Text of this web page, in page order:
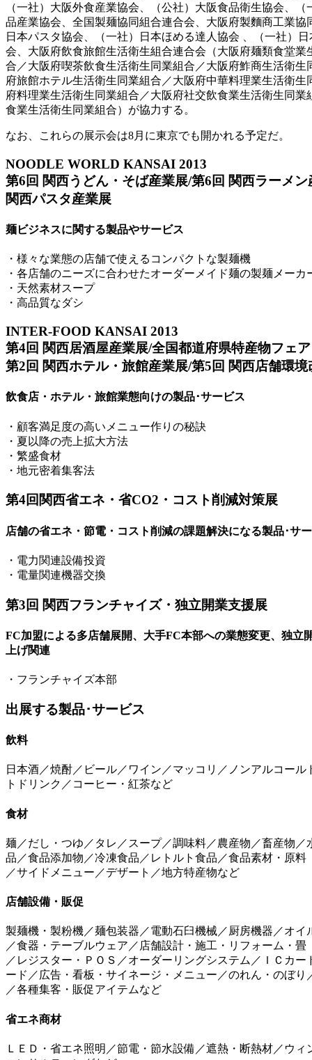
（一社）大阪外食産業協会、（公社）大阪食品衛生協会、（
品産業協会、全国製麺協同組合連合会、大阪府製麵商工業協
日本パスタ協会、（一社）日本ほめる達人協会 、（一社）
会、大阪府飲食旅館生活衛生組合連合会（大阪府麺類食堂業
合／大阪府喫茶飲食生活衛生同業組合／大阪府鮓商生活衛生
府旅館ホテル生活衛生同業組合／大阪府中華料理業生活衛生
府料理業生活衛生同業組合／大阪府社交飲食業生活衛生同業
食業生活衛生同業組合）が協力する。
なお、これらの展示会は8月に東京でも開かれる予定だ。
NOODLE WORLD KANSAI 2013
第6回 関西うどん・そば産業展/第6回 関西ラーメン
関西パスタ産業展
麺ビジネスに関する製品やサービス
・様々な業態の店舗で使えるコンパクトな製麺機
・各店舗のニーズに合わせたオーダーメイド麺の製麺メーカ
・天然素材スープ
・高品質なダシ
INTER-FOOD KANSAI 2013
第4回 関西居酒屋産業展/全国都道府県特産物フェ
第2回 関西ホテル・旅館産業展/第5回 関西店舗環境
飲食店・ホテル・旅館業態向けの製品･サービス
・顧客満足度の高いメニュー作りの秘訣
・夏以降の売上拡大方法
・繁盛食材
・地元密着集客法
第4回関西省エネ・省CO2・コスト削減対策展
店舗の省エネ・節電・コスト削減の課題解決になる製品･サ
・電力関連設備投資
・電量関連機器交換
第3回 関西フランチャイズ・独立開業支援展
FC加盟による多店舗展開、大手FC本部への業態変更、独立
上げ関連
・フランチャイズ本部
出展する製品･サービス
飲料
日本酒／焼酎／ビール／ワイン／マッコリ／ノンアルコール
トドリンク／コーヒー・紅茶など
食材
麺／だし・つゆ／タレ／スープ／調味料／農産物／畜産物／
品／食品添加物／冷凍食品／レトルト食品／食品素材・原料
／サイドメニュー／デザート／地方特産物など
店舗設備・販促
製麺機・製粉機／麺包装器／電動石臼機械／厨房機器／オイ
／食器・テーブルウェア／店舗設計・施工・リフォーム・畳
／レジスター・ＰＯＳ／オーダーリングシステム／ＩＣカー
ード／広告・看板・サイネージ・メニュー／のれん・のぼり
／各種集客・販促アイテムなど
省エネ商材
ＬＥＤ・省エネ照明／節電・節水設備／遮熱・断熱材／ウィ